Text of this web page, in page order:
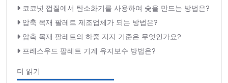
코코넛 껍질에서 탄소화기를 사용하여 숯을 만드는 방법은?
압축 목재 팔레트 제조업체가 되는 방법은?
압축 목재 팔레트의 하중 지지 기준은 무엇인가요?
프레스우드 팔레트 기계 유지보수 방법은?
더 읽기